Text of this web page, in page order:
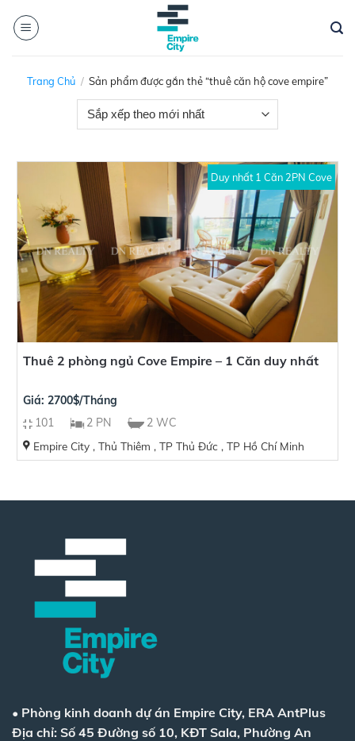
Trang Chủ / Sản phẩm được gắn thẻ “thuê căn hộ cove empire”
Duy nhất 1 Căn 2PN Cove
Thuê 2 phòng ngủ Cove Empire – 1 Căn duy nhất
Giá: 2700$/Tháng
101
2 PN 2 WC
Empire City , Thủ Thiêm , TP Thủ Đức , TP Hồ Chí Minh
• Phòng kinh doanh dự án Empire City, ERA AntPlus
Địa chỉ: Số 45 Đường số 10, KĐT Sala, Phường An